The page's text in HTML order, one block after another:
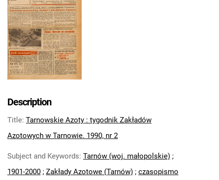
Tarnowskie Azoty : Organ Samorządu
Robotniczego Zakładów Azotowych im.
Feliksa Dzierżyńskiego. 1969
Tarnowskie Azoty : Organ Samorządu
Robotniczego Zakładów Azotowych im.
Feliksa Dzierżyńskiego. 1970
Robotniczego Zakładów Azotowych im.
Tarnowskie Azoty : Organ Samorządu
Robotniczego Zakładów Azotowych im.
Tarnowskie Azoty : Organ Samorządu
Robotniczego Zakładów Azotowych im.
Description
Title: Tarnowskie Azoty : tygodnik Zakładów
Azotowych w Tarnowie. 1990, nr 2
Subject and Keywords: Tarnów (woj. małopolskie) ;
1901-2000 ; Zakłady Azotowe (Tarnów) ; czasopismo